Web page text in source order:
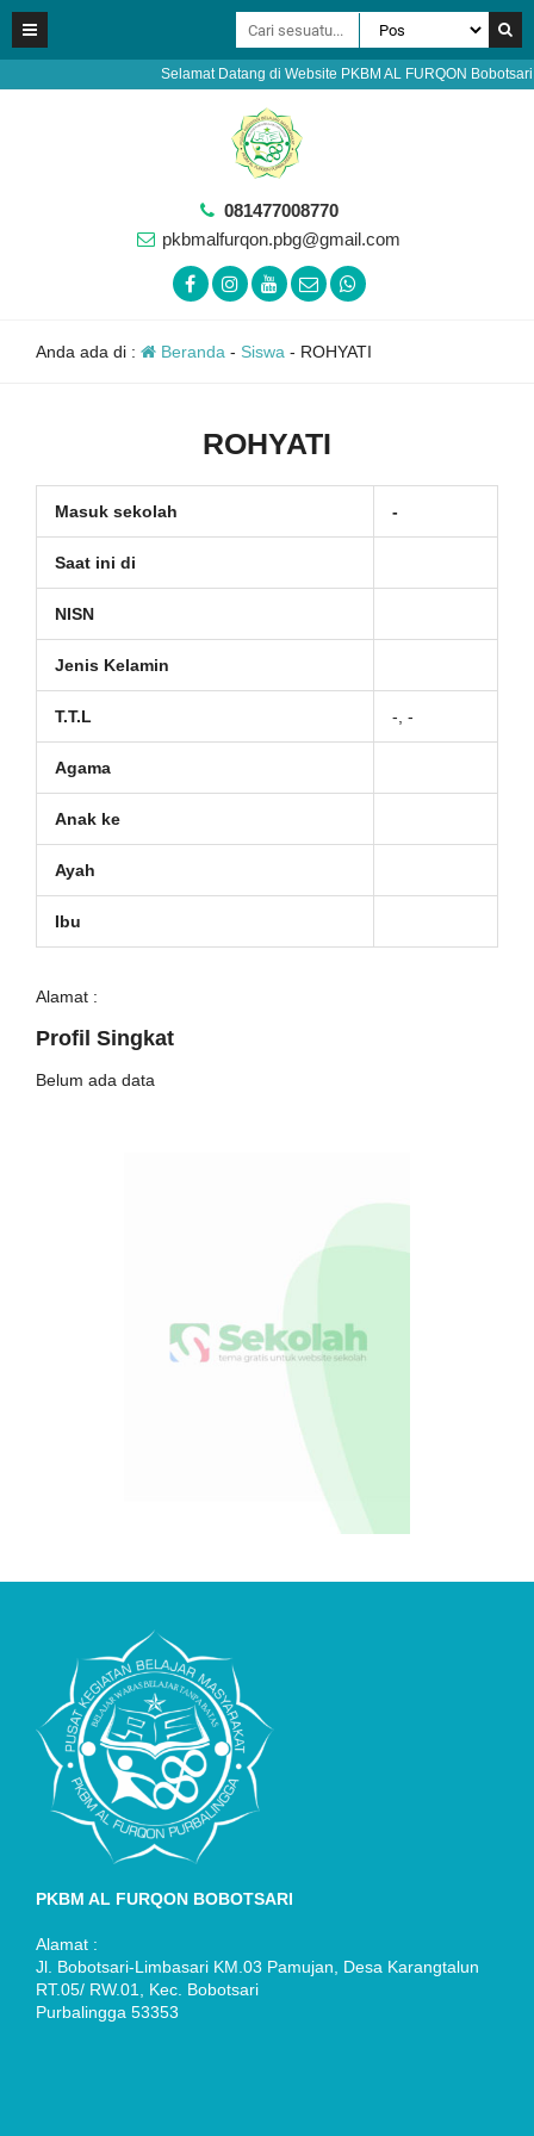
Selamat Datang di Website PKBM AL FURQON
081477008770
pkbmalfurqon.pbg@gmail.com
Anda ada di : Beranda - Siswa - ROHYATI
ROHYATI
Masuk sekolah -
Saat ini di
NISN
Jenis Kelamin
T.T.L -, -
Agama
Anak ke
Ayah
Ibu
Alamat :
Profil Singkat
Belum ada data
PKBM AL FURQON BOBOTSARI
Alamat :
Jl. Bobotsari-Limbasari KM.03 Pamujan, Desa Karangtalun
RT.05/ RW.01, Kec. Bobotsari
Purbalingga 53353